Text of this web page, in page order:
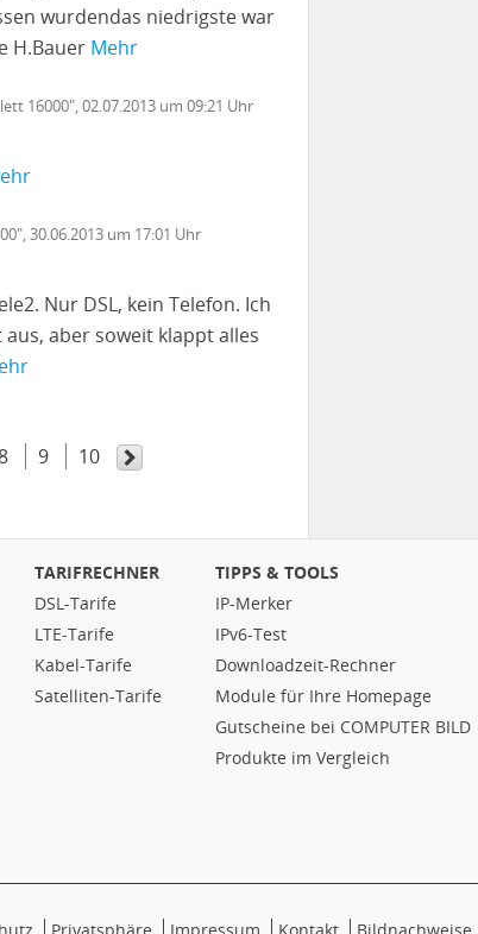
wurdendas niedrigste war
H.Bauer Mehr
16000", 02.07.2013 um 09:21 Uhr
30.06.2013 um 17:01 Uhr
Nur DSL, kein Telefon. Ich
aber soweit klappt alles
9 10
TARIFRECHNER
DSL-Tarife
LTE-Tarife
Kabel-Tarife
Satelliten-Tarife
TIPPS & TOOLS
IP-Merker
IPv6-Test
Downloadzeit-Rechner
Module für Ihre Homepage
Gutscheine bei COMPUTER BILD
Produkte im Vergleich
Privatsphäre Impressum Kontakt Bildnachweise